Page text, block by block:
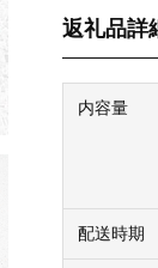
返礼品詳
内容量
配送時期